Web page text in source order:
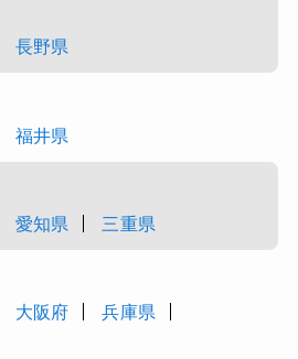
長野県
福井県
愛知県 三重県
大阪府
兵庫県